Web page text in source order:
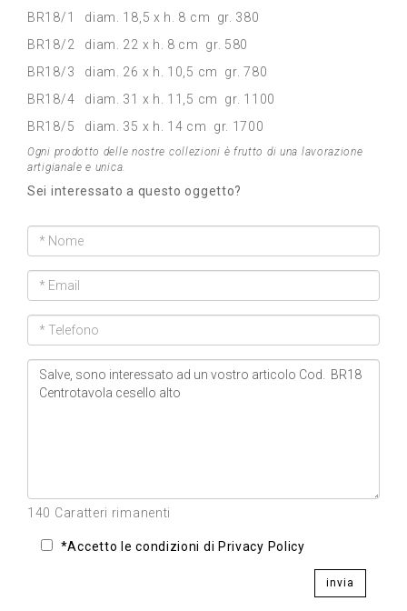
BR18/1 diam. 18,5 x h. 8 cm gr. 380
BR18/2 diam. 22 x h. 8 cm gr. 580
BR18/3 diam. 26 x h. 10,5 cm gr. 780
BR18/4 diam. 31 x h. 11,5 cm gr. 1100
BR18/5 diam. 35 x h. 14 cm gr. 1700
Ogni prodotto delle nostre collezioni è frutto di una lavorazione
artigianale e unica.
Sei interessato a questo oggetto?
140 Caratteri rimanenti
*Accetto le condizioni di Privacy Policy
invia